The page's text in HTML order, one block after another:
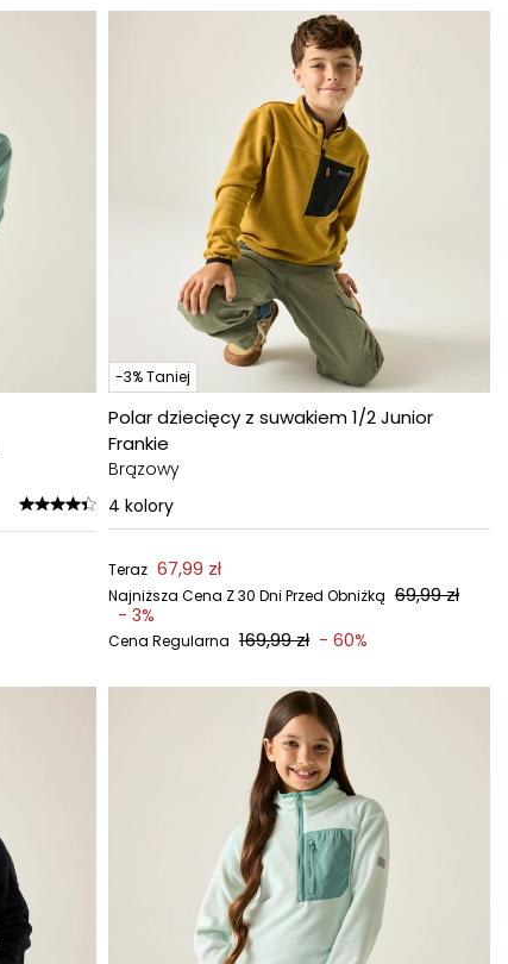
-3% Taniej
Polar dziecięcy z suwakiem 1/2 Junior
Frankie
Brązowy
4 kolory
Teraz 67,99 zł
Najniższa Cena Z 30 Dni Przed Obniżką 69,99 zł
- 3%
Cena Regularna 169,99 zł - 60%